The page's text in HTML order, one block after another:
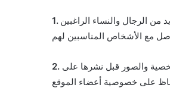
الرجال والنساء الراغبين
والصور قبل نشرها على